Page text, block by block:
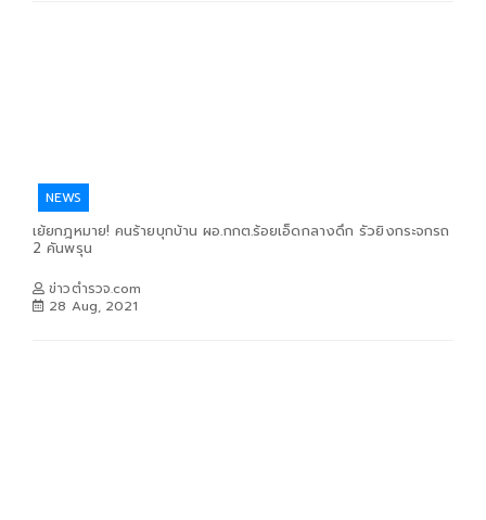
NEWS
เย้ยกฎหมาย! คนร้ายบุกบ้าน ผอ.กกต.ร้อยเอ็ดกลางดึก รัวยิงกระจกรถ
2 คันพรุน
ข่าวตำรวจ.com
28 Aug, 2021